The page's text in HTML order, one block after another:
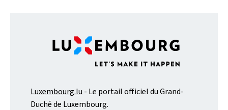
Luxembourg.lu - Le portail officiel du Grand-
Duché de Luxembourg.